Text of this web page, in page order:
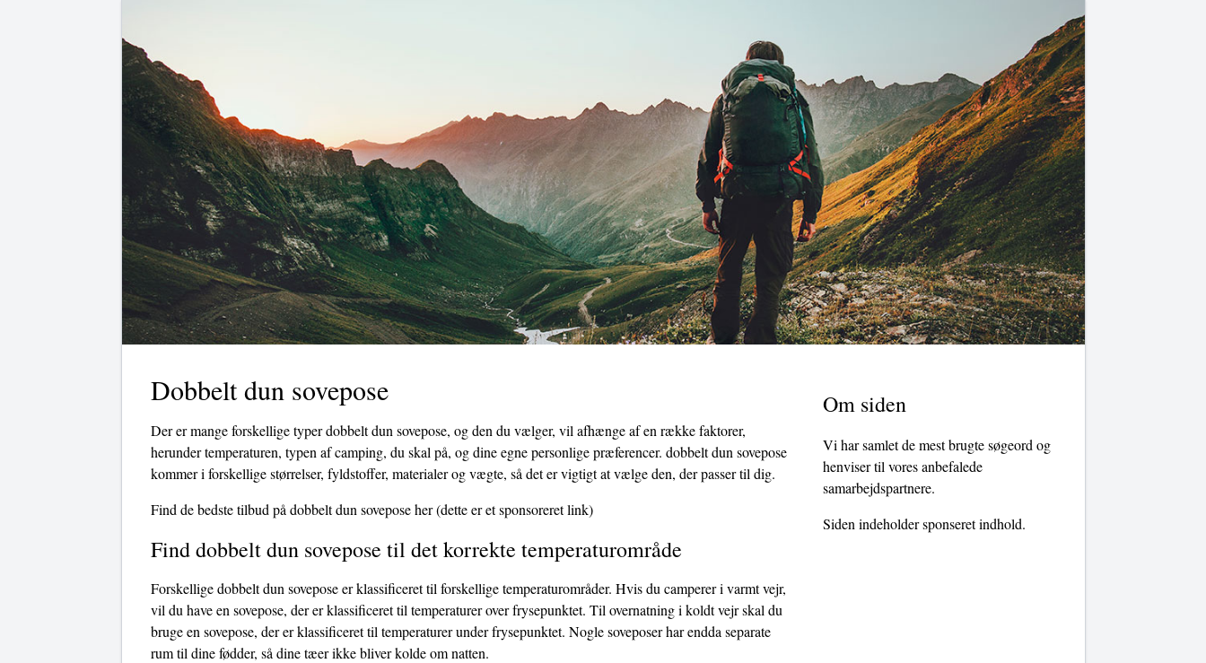
Dobbelt dun sovepose
Der er mange forskellige typer dobbelt dun sovepose, og den du vælger, vil afhænge af en række faktorer,
herunder temperaturen, typen af ​​camping, du skal på, og dine egne personlige præferencer. dobbelt dun sovepose
kommer i forskellige størrelser, fyldstoffer, materialer og vægte, så det er vigtigt at vælge den, der passer til dig.
Find de bedste tilbud på dobbelt dun sovepose her(dette er et sponsoreret link)
Find dobbelt dun sovepose til det korrekte temperaturområde
Forskellige dobbelt dun sovepose er klassificeret til forskellige temperaturområder. Hvis du camperer i varmt vejr,
vil du have en sovepose, der er klassificeret til temperaturer over frysepunktet. Til overnatning i koldt vejr skal du
bruge en sovepose, der er klassificeret til temperaturer under frysepunktet. Nogle soveposer har endda separate
rum til dine fødder, så dine tæer ikke bliver kolde om natten.
Om siden
Vi har samlet de mest brugte søgeord og
henviser til vores anbefalede
samarbejdspartnere.
Siden indeholder sponseret indhold.